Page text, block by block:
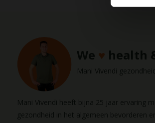
We ♥ health
Mani Vivendi
Mani Vivendi heeft bijna 25 jaar ervaring
gezondheid in het algemeen bevorderen